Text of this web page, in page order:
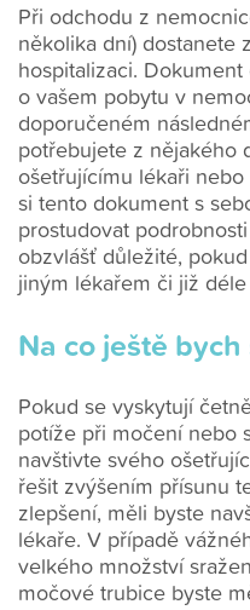
Při odchodu z
několika dní) dostanete
hospitalizaci.
o vašem pobytu v
doporučeném
potřebujete z nějakého
ošetřujícímu lékaři
si tento dokument s
prostudovat
obzvlášť důležité,
jiným lékařem či již
Na co ještě
Pokud se vyskytují
potíže při močení nebo
navštivte svého
řešit zvýšením přísunu
zlepšení, měli byste
lékaře. V případě
velkého množství
močové trubice byste